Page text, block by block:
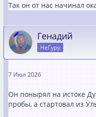
Так он от нас начинал
Генадий
НеГуру
7 Июл 2026
Он понырял на истоке
пробы, а стартовал из